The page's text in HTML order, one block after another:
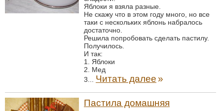
Яблоки я взяла разные.
Не скажу что в этом году много, но все
таки с нескольких яблонь набралось
достаточно.
Решила попробовать сделать пастилу.
Получилось.
И так:
1. Яблоки
2. Мед
3... Читать далее»
Пастила домашняя